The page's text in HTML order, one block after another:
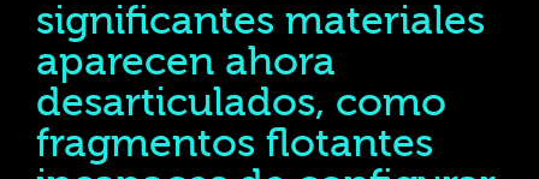
significantes materiales
aparecen ahora
desarticulados, como
fragmentos flotantes